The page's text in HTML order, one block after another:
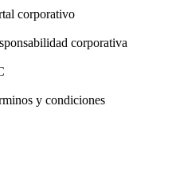
corporativo
corporativa
y condiciones